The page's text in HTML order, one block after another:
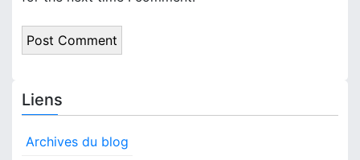
Liens
Archives du blog